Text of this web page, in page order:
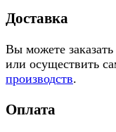
Доставка
Вы можете
или осуществить
производств.
Оплата